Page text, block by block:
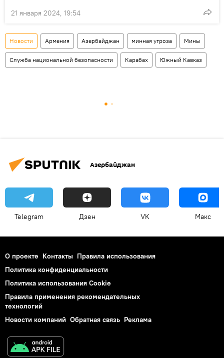
21 января 2024, 19:54
Новости Армения Азербайджан минная угроза Мины
Служба национальной безопасности Карабах Южный Кавказ
Азербайджан
Telegram Дзен VK Макс
О проекте Контакты Правила использования
Политика конфиденциальности
Политика использования Cookie
Правила применения рекомендательных
технологий
Новости компаний Обратная связь Реклама